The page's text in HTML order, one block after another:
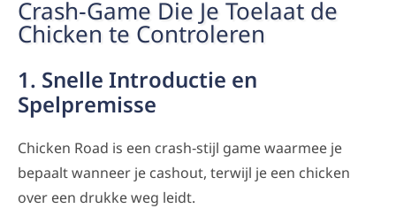
Crash‑Game Die Je Toelaat de
Chicken te Controleren
1. Snelle Introductie en
Spelpremisse
Chicken Road is een crash‑stijl game waarmee je
bepaalt wanneer je cashout, terwijl je een chicken
over een drukke weg leidt.